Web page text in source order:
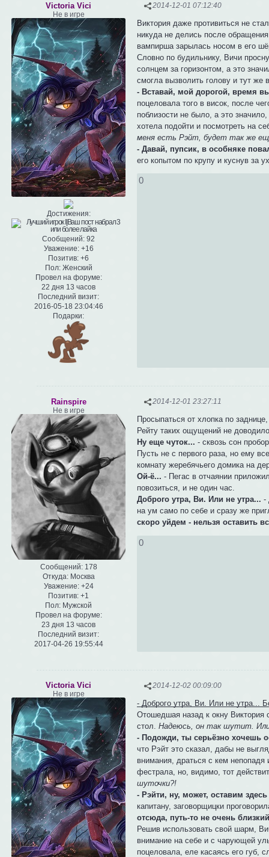
2014-12-01 07:12:40
Victoria Vici
Не в игре
Достижения:
Сообщений: 92
Уважение: +16
Позитив: +6
Пол:Женский
Провел на форуме:
22 дня 13 часов
Последний визит:
2016-05-18 23:04:46
Подарки:
Виктория даже противиться не
никуда не делись после
вампирша зарылась носом в его
Словно по будильнику, Вичи
солнцем за горизонтом, а это
смогла вызволить голову и тут
- Вставай, мой дорогой, время
поцеловала того в висок, после
поблизости не было, а это
хотела подойти и посмотреть на
меня есть Рэйт, будет так же
- Давай, пупсик, в особняке
его копытом по крупу и куснув за
0
2014-12-01 23:27:11
Rainspire
Не в игре
Сообщений:178
Откуда:Москва
Уважение: +24
Позитив: +1
Пол: Мужской
Провел на форуме:
23 дня 13 часов
Последний визит:
2017-04-26 19:55:44
Просыпаться от хлопка по
Рейту таких ощущений не
Ну еще чуток... - сквозь сон
Пусть не с первого раза, но ему
комнату жеребячьего домика на
Ой-ё... - Пегас в отчаянии
повозиться, и не один час.
Доброго утра, Ви. Или не утра... -
на ум само по себе и сразу же
скоро уйдем - нельзя оставить
0
2014-12-02 00:09:00
Victoria Vici
Не в игре
- Доброго утра, Ви. Или не утра...
Отошедшая назад к окну Виктория
стол.Надеюсь, он так шутит.
- Подожди, ты серьёзно хочешь
что Рэйт это сказал, дабы не
внимания, драться с кем
фестрала, но, видимо, тот
шуточки?!
- Рэйти, ну, может, оставим
капитану, заговорщицки
отсюда, путь-то не очень
Решив использовать свой шарм,
внимание на себе и с чарующей
поцеловала, еле касаясь его губ,